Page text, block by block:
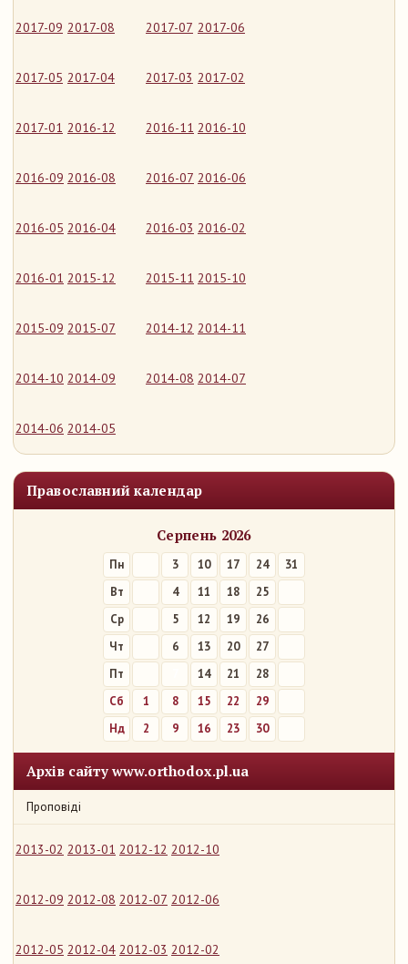
2017-09 2017-08 2017-07 2017-06
2017-05 2017-04 2017-03 2017-02
2017-01 2016-12 2016-11 2016-10
2016-09 2016-08 2016-07 2016-06
2016-05 2016-04 2016-03 2016-02
2016-01 2015-12 2015-11 2015-10
2015-09 2015-07 2014-12 2014-11
2014-10 2014-09 2014-08 2014-07
2014-06 2014-05
Православний календар
Серпень 2026
Пн 3 10 17 24
31
Вт
4 11 18
25
Ср
5 12 19
26
Чт
6 13 20
27
Пт
14 21
28
Сб
1 8 15 22
29
Нд
2 9 16 23 30
Архів сайту www.orthodox.pl.ua
Проповіді
2013-02 2013-01 2012-12 2012-10
2012-09 2012-08 2012-07 2012-06
2012-05 2012-04 2012-03 2012-02